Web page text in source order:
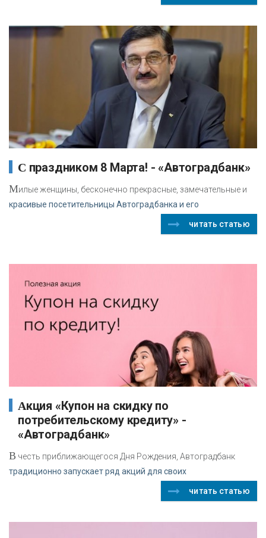
С праздником 8 Марта! - «Автоградбанк»
Милые женщины, бесконечно прекрасные, замечательные и
красивые посетительницы Автоградбанка и его
читать статью
Акция «Купон на скидку по
потребительскому кредиту» -
«Автоградбанк»
В честь приближающегося Дня Рождения, Автоградбанк
традиционно запускает ряд акций для своих
читать статью